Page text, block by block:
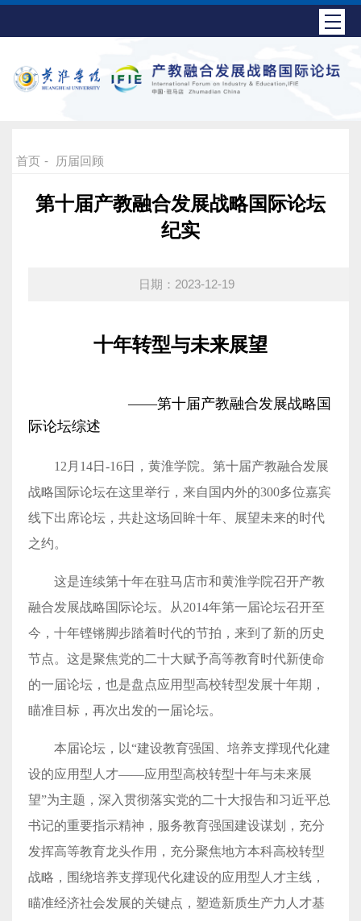
首页 - 历届回顾
第十届产教融合发展战略国际论坛
纪实
日期：2023-12-19
十年转型与未来展望
——第十届产教融合发展战略国
际论坛综述
12月14日-16日，黄淮学院。第十届产教融合发展
战略国际论坛在这里举行，来自国内外的300多位嘉宾
线下出席论坛，共赴这场回眸十年、展望未来的时代
之约。
这是连续第十年在驻马店市和黄淮学院召开产教
融合发展战略国际论坛。从2014年第一届论坛召开至
今，十年铿锵脚步踏着时代的节拍，来到了新的历史
节点。这是聚焦党的二十大赋予高等教育时代新使命
的一届论坛，也是盘点应用型高校转型发展十年期，
瞄准目标，再次出发的一届论坛。
本届论坛，以“建设教育强国、培养支撑现代化建
设的应用型人才——应用型高校转型十年与未来展
望”为主题，深入贯彻落实党的二十大报告和习近平总
书记的重要指示精神，服务教育强国建设谋划，充分
发挥高等教育龙头作用，充分聚焦地方本科高校转型
战略，围绕培养支撑现代化建设的应用型人才主线，
瞄准经济社会发展的关键点，塑造新质生产力人才基